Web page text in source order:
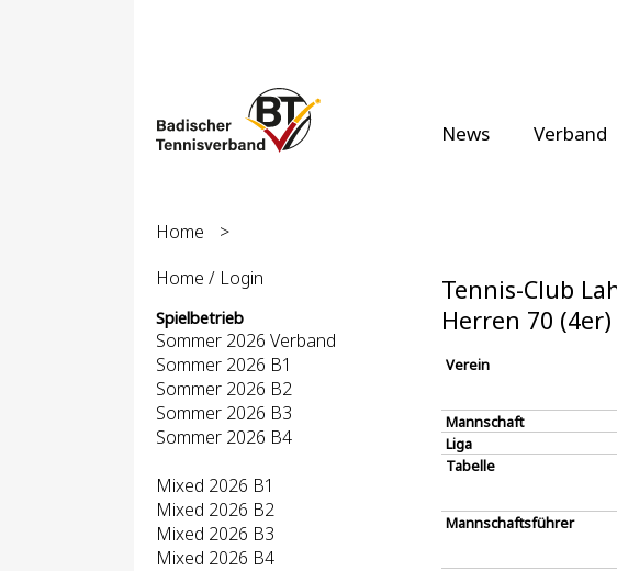
News Verband
Home
>
Home / Login
Spielbetrieb
Sommer 2026 Verband
Sommer 2026 B1
Sommer 2026 B2
Sommer 2026 B3
Sommer 2026 B4
Mixed 2026 B1
Mixed 2026 B2
Mixed 2026 B3
Mixed 2026 B4
Tennis-Club
Herren 70
Verein
Mannschaft
Liga
Tabelle
Mannschaftsführer